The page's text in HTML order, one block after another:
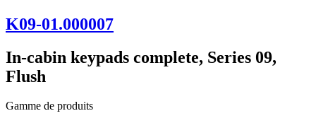
K09-01.000007
In-cabin keypads complete, Series 09,
Flush
Gamme de produits